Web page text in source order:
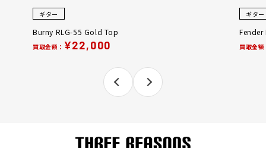
ギター
Burny RLG-55 Gold Top
買取金額： ¥22,000
ギター
Fender
買取金額